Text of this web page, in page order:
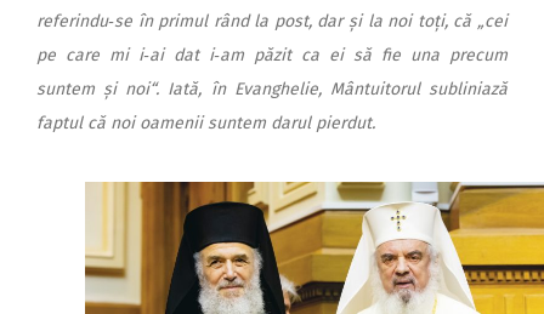
referindu‑se în primul rând la post, dar și la noi toți, că „cei
pe care mi i‑ai dat i‑am păzit ca ei să fie una precum
suntem și noi“. Iată, în Evanghelie, Mântuitorul subliniază
faptul că noi oamenii suntem darul pierdut.